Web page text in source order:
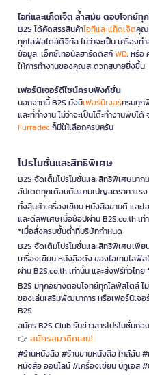
ไอทีและแก็ดเจ็ต ล้ำสมัย ตอบโจทย์ทุ
B2S ได้คัดสรรสินค้าไอทีและแก็ดเจ็ตคุณ
ทุกไลฟ์สไตล์ดิจิทัล ไม่ว่าจะเป็น เครื่องทำ
ข้อมูล, เอ็กซ์เทอนัลฮาร์ดดิสก์WD, หรือ
ให้การทำงานของคุณสะดวกสบายยิ่งขึ้น
เฟอร์นิเจอร์ดีไซน์ครบฟังก์ชั่น
นอกจากนี้ B2S ยังมีเฟอร์นิเจอร์ครบทุก
และที่ทำงาน ไม่ว่าจะเป็นโต๊ะทำงานพับไ
Furradecก็มีให้เลือกครบครัน
โปรโมชั่นและสิทธิพิเศษ
B2S จัดเต็มโปรโมชั่นและสิทธิพิเศษมา
อัปเดตทุกเดือนกับแคมเปญลดราคาแรง
ทั้งสินค้าเครื่องเขียน หนังสือขายดี แล
และดีลพิเศษเมื่อช้อปผ่าน B2S.co.th เ
*เมื่อสั่งครบขั้นต่ำที่บริษัทกำหนด
B2S จัดเต็มโปรโมชั่นและสิทธิพิเศษเพี
เครื่องเขียน หนังสือดัง ของไอเทมไล
ผ่าน B2S.co.th เท่านั้น และส่งฟรีทั่วไท
B2S มีทุกอย่างตอบโจทย์ทุกไลฟ์สไตล์ ไ
ของเล่นเสริมพัฒนาการ หรือเฟอร์นิเจ
B2S
สมัคร B2S Club รับข่าวสารโปรโมชั่นก่
👉 สมัครสมาชิกเลย!
#ร้านหนังสือ #ร้านขายหนังสือ ใกล้ฉัน
หนังสือ ออนไลน์ #เครื่องเขียน บีทูเอส